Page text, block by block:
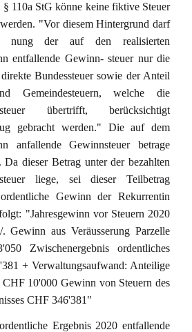
110a StG könne keine fiktive Steuer
"Vor diesem Hintergrund darf
nung der auf den realisierten
entfallende Gewinn- steuer nur die
Bundessteuer sowie der Anteil
Gemeindesteuern, welche die
übertrifft, berücksichtigt
gebracht werden." Die auf dem
anfallende Gewinnsteuer betrage
dieser Betrag unter der bezahlten
liege, sei dieser Teilbetrag
Gewinn der Rekurrentin
"Jahresgewinn vor Steuern 2020
Gewinn aus Veräusserung Parzelle
Zwischenergebnis ordentliches
+ Verwaltungsaufwand: Anteilige
CHF 10'000 Gewinn von Steuern des
CHF 346'381"
Ergebnis 2020 entfallende